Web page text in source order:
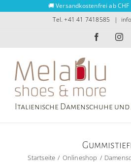
🚚 Versandkostenfrei ab CHF
Tel. +41 41 7418585 |
Facebook
Italienische Damenschuhe und
Startseite Onlineshop